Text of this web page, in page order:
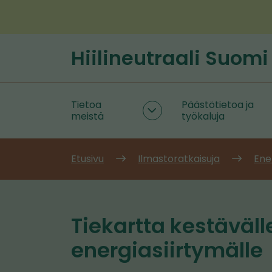
Etusivu
Hiilineutraali Suomi
Tietoa
meistä
Tietoa
alasivut
Päästötietoa ja
työkaluja
Etusivu Ilmastoratkaisuja
Tiekartta
energiasiirtymälle